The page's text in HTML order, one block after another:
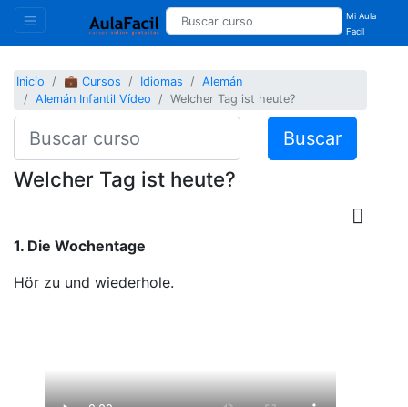
Mi Aula
Facil
Inicio 💼 Cursos Idiomas
Alemán
Alemán Infantil Vídeo
Welcher Tag ist heute?
Buscar
Welcher Tag ist heute?
1. Die Wochentage
Hör zu und wiederhole.